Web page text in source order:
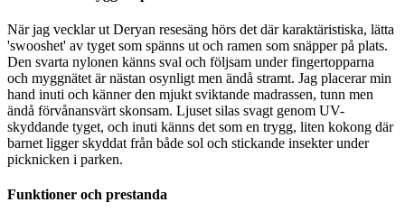
När jag vecklar ut Deryan resesäng hörs det där karaktäristiska, lätta
'swooshet' av tyget som spänns ut och ramen som snäpper på plats.
Den svarta nylonen känns sval och följsam under fingertopparna
och myggnätet är nästan osynligt men ändå stramt. Jag placerar min
hand inuti och känner den mjukt sviktande madrassen, tunn men
ändå förvånansvärt skonsam. Ljuset silas svagt genom UV-
skyddande tyget, och inuti känns det som en trygg, liten kokong där
barnet ligger skyddat från både sol och stickande insekter under
picknicken i parken.
Funktioner och prestanda